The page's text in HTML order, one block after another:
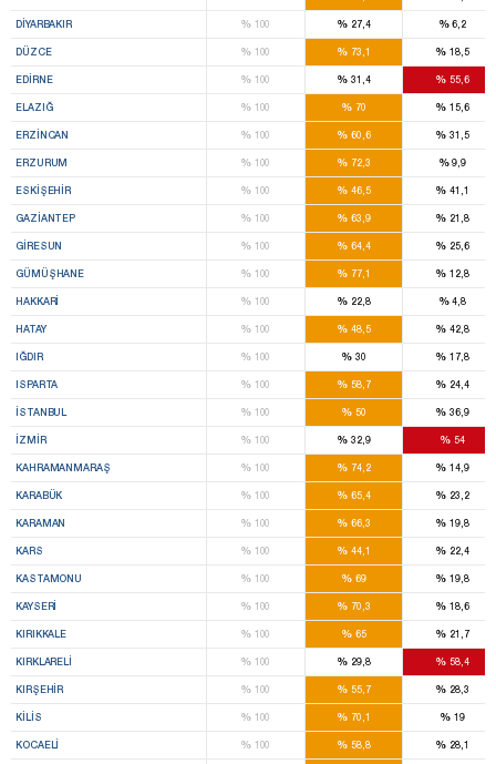
DIYARBAKIR %100 % 27,4 %6,2
DÜZCE %100 % 73,1 % 18,5
EDIRNE %100 % 31,4 % 55,6
ELAZIĞ %100 % 70 % 15,6
ERZINCAN %100 % 60,6 % 31,5
ERZURUM %100 % 72,3 %9,9
ESKIŞEHIR %100 % 46,5 % 41,1
GAZIANTEP %100 % 63,9 % 21,8
GIRESUN %100 % 64,4 % 25,6
GÜMÜŞHANE %100 % 77,1 % 12,8
HAKKARI %100 % 22,8 %4,8
HATAY %100 % 48,5 % 42,8
IĞDIR %100 % 30 % 17,8
ISPARTA %100 % 58,7 % 24,4
İSTANBUL %100 % 50 % 36,9
İZMIR %100 % 32,9 %54
KAHRAMANMARAŞ %100 % 74,2 % 14,9
KARABÜK %100 % 65,4 % 23,2
KARAMAN %100 % 66,3 % 19,8
KARS %100 % 44,1 % 22,4
KASTAMONU %100 % 69 % 19,8
KAYSERI %100 % 70,3 % 18,6
KIRIKKALE %100 % 65 % 21,7
KIRKLARELI %100 % 29,8 % 58,4
KIRŞEHIR %100 % 55,7 % 28,3
KILIS %100 % 70,1 %19
KOCAELI %100 % 58,8 % 28,1